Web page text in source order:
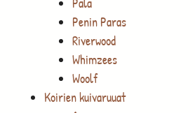
Penin Paras
Riverwood
Whimzees
Woolf
Koirien kuivaruuat